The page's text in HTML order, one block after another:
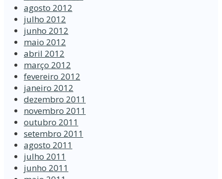
agosto 2012
julho 2012
junho 2012
maio 2012
abril 2012
março 2012
fevereiro 2012
janeiro 2012
dezembro 2011
novembro 2011
outubro 2011
setembro 2011
agosto 2011
julho 2011
junho 2011